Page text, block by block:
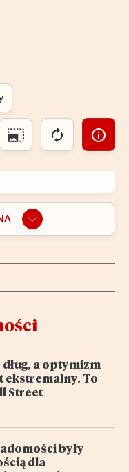
a optymizm
ekstremalny. To
Street
były
dla